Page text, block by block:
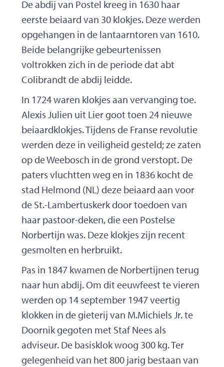
De abdij van Postel kreeg in 1630 haar
eerste beiaard van 30 klokjes. Deze werden
opgehangen in de lantaarntoren van 1610.
Beide belangrijke gebeurtenissen
voltrokken zich in de periode dat abt
Colibrandt de abdij leidde.
In 1724 waren klokjes aan vervanging toe.
Alexis Julien uit Lier goot toen 24 nieuwe
beiaardklokjes. Tijdens de Franse revolutie
werden deze in veiligheid gesteld; ze zaten
op de Weebosch in de grond verstopt. De
paters vluchtten weg en in 1836 kocht de
stad Helmond (NL) deze beiaard aan voor
de St.-Lambertuskerk door toedoen van
haar pastoor-deken, die een Postelse
Norbertijn was. Deze klokjes zijn recent
gesmolten en herbruikt.
Pas in 1847 kwamen de Norbertijnen terug
naar hun abdij. Om dit eeuwfeest te vieren
werden op 14 september 1947 veertig
klokken in de gieterij van M.Michiels Jr. te
Doornik gegoten met Staf Nees als
adviseur. De basisklok woog 300 kg. Ter
gelegenheid van het 800 jarig bestaan van